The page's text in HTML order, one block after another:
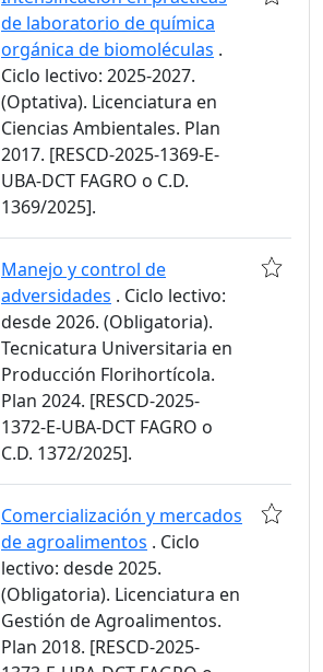
de laboratorio de química
orgánica de biomoléculas .
Ciclo lectivo: 2025-2027.
(Optativa). Licenciatura en
Ciencias Ambientales. Plan
2017. [RESCD-2025-1369-E-
UBA-DCT FAGRO o C.D.
1369/2025].
Manejo y control de
adversidades . Ciclo lectivo:
desde 2026. (Obligatoria).
Tecnicatura Universitaria en
Producción Florihortícola.
Plan 2024. [RESCD-2025-
1372-E-UBA-DCT FAGRO o
C.D. 1372/2025].
Comercialización y mercados
de agroalimentos . Ciclo
lectivo: desde 2025.
(Obligatoria). Licenciatura en
Gestión de Agroalimentos.
Plan 2018. [RESCD-2025-